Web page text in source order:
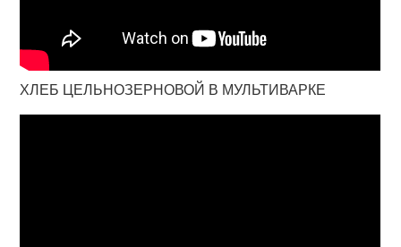
ХЛЕБ ЦЕЛЬНОЗЕРНОВОЙ В МУЛЬТИВАРКЕ